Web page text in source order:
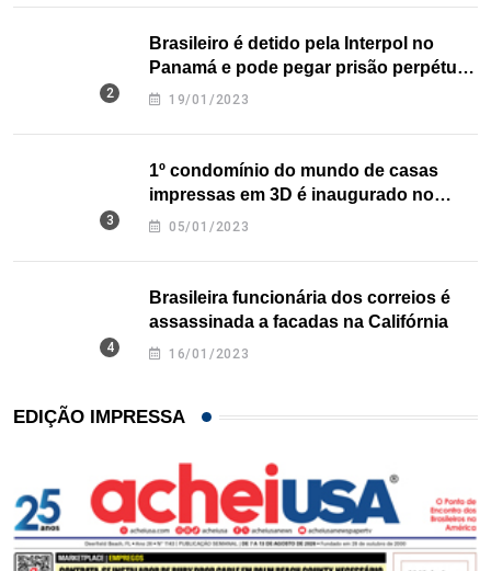
Brasileiro é detido pela Interpol no
Panamá e pode pegar prisão perpétua
nos EUA
19/01/2023
1º condomínio do mundo de casas
impressas em 3D é inaugurado no
Texas
05/01/2023
Brasileira funcionária dos correios é
assassinada a facadas na Califórnia
16/01/2023
EDIÇÃO IMPRESSA